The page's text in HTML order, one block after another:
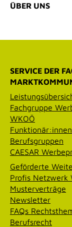
ÜBER UNS
SERVICE DER
Fachgruppe
WKOÖ
Berufsgruppen
CAESAR
Geförderte
Profis Netzwerk
Musterverträge
Newsletter
FAQs
Berufsrecht